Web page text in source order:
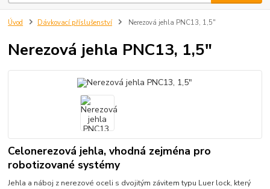
Úvod Dávkovací příslušenství Nerezová jehla PNC13, 1,5"
Nerezová jehla PNC13, 1,5"
Celonerezová jehla, vhodná zejména pro
robotizované systémy
Jehla a náboj z nerezové oceli s dvojitým závitem typu Luer lock, který